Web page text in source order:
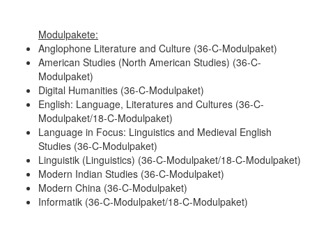
Modulpakete:
Anglophone Literature and Culture (36-C-Modulpaket)
American Studies (North American Studies) (36-C-
Modulpaket)
Digital Humanities (36-C-Modulpaket)
English: Language, Literatures and Cultures (36-C-
Modulpaket/18-C-Modulpaket)
Language in Focus: Linguistics and Medieval English
Studies (36-C-Modulpaket)
Linguistik (Linguistics) (36-C-Modulpaket/18-C-Modulpaket)
Modern Indian Studies (36-C-Modulpaket)
Modern China (36-C-Modulpaket)
Informatik (36-C-Modulpaket/18-C-Modulpaket)